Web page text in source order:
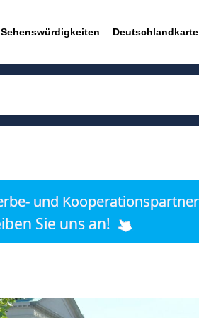
Sehenswürdigkeiten Deutschlandkarte